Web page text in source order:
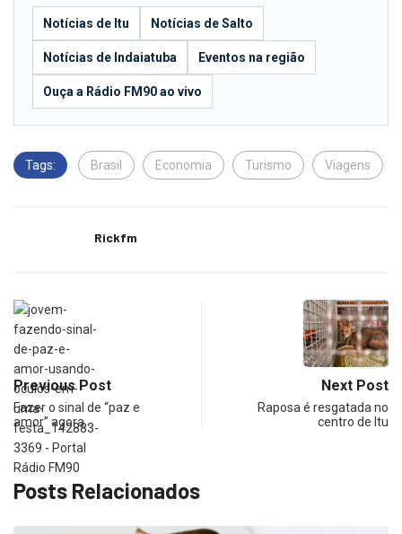
Notícias de Itu Notícias de Salto
Notícias de Indaiatuba Eventos na região
Ouça a Rádio FM90 ao vivo
Tags: Brasil Economia Turismo Viagens
Rickfm
Previous Post
Fazer o sinal de “paz e
amor” agora…
Next Post
Raposa é resgatada no
centro de Itu
Posts Relacionados